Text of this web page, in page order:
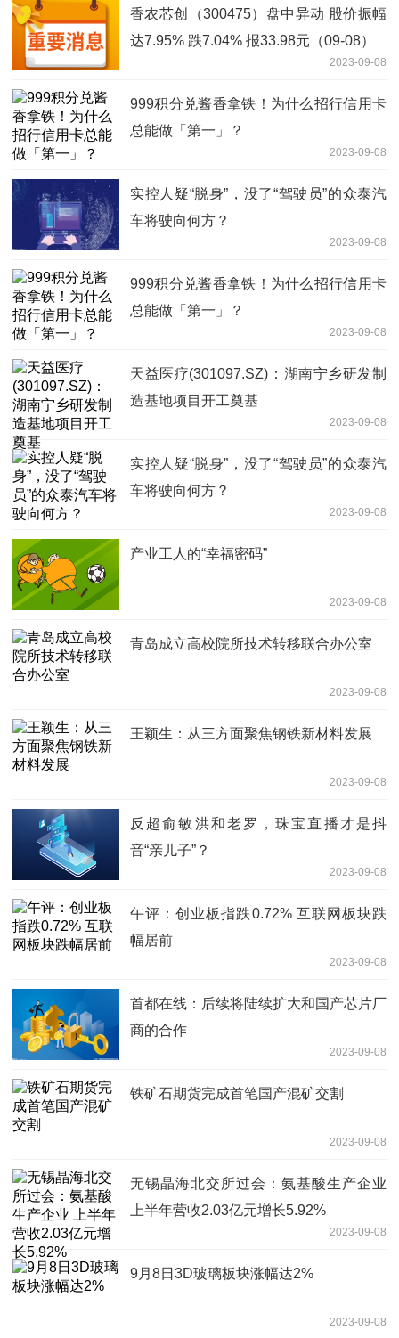
香农芯创（300475）盘中异动 股价振幅
达7.95% 跌7.04% 报33.98元（09-08）
2023-09-08
999积分兑酱香拿铁！为什么招行信用卡
总能做「第一」？
2023-09-08
实控人疑“脱身”，没了“驾驶员”的众泰汽
车将驶向何方？
2023-09-08
999积分兑酱香拿铁！为什么招行信用卡
总能做「第一」？
2023-09-08
天益医疗(301097.SZ)：湖南宁乡研发制
造基地项目开工奠基
2023-09-08
实控人疑“脱身”，没了“驾驶员”的众泰汽
车将驶向何方？
2023-09-08
产业工人的“幸福密码”
2023-09-08
青岛成立高校院所技术转移联合办公室
2023-09-08
王颖生：从三方面聚焦钢铁新材料发展
2023-09-08
反超俞敏洪和老罗，珠宝直播才是抖
音“亲儿子”？
2023-09-08
午评：创业板指跌0.72% 互联网板块跌
幅居前
2023-09-08
首都在线：后续将陆续扩大和国产芯片厂
商的合作
2023-09-08
铁矿石期货完成首笔国产混矿交割
2023-09-08
无锡晶海北交所过会：氨基酸生产企业
上半年营收2.03亿元增长5.92%
2023-09-08
9月8日3D玻璃板块涨幅达2%
2023-09-08